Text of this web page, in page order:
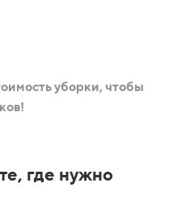
уборки, чтобы
где нужно